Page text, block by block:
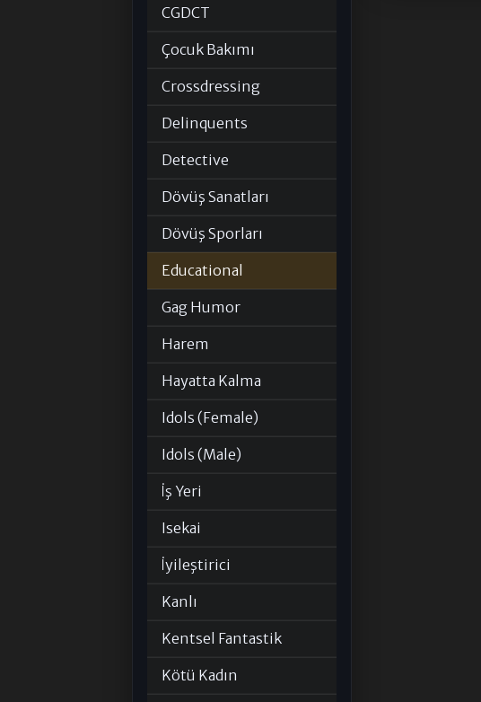
CGDCT
Çocuk Bakımı
Crossdressing
Delinquents
Detective
Dövüş Sanatları
Dövüş Sporları
Educational
Gag Humor
Harem
Hayatta Kalma
Idols (Female)
Idols (Male)
İş Yeri
Isekai
İyileştirici
Kanlı
Kentsel Fantastik
Kötü Kadın